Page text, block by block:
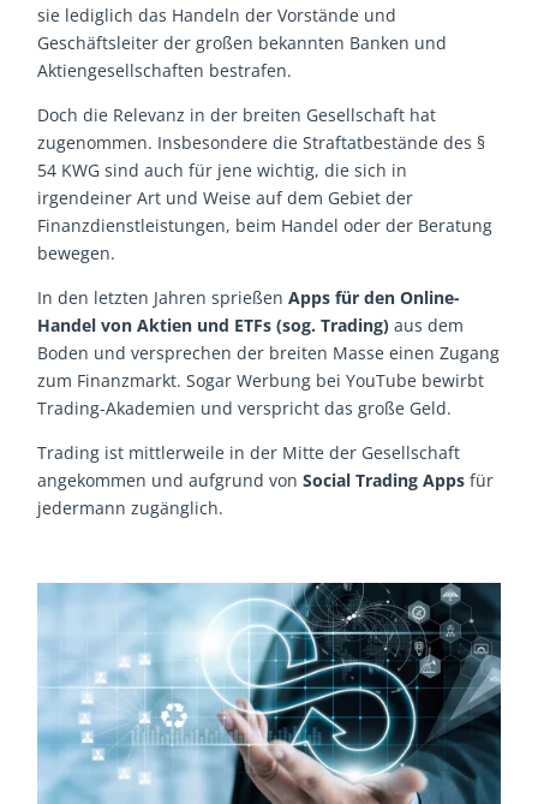
sie lediglich das Handeln der Vorstände und
Geschäftsleiter der großen bekannten Banken und
Aktiengesellschaften bestrafen.
Doch die Relevanz in der breiten Gesellschaft hat
zugenommen. Insbesondere die Straftatbestände des §
54 KWG sind auch für jene wichtig, die sich in
irgendeiner Art und Weise auf dem Gebiet der
Finanzdienstleistungen, beim Handel oder der Beratung
bewegen.
In den letzten Jahren sprießenApps für den Online-
Handel von Aktien und ETFs (sog. Trading) aus dem
Boden und versprechen der breiten Masse einen Zugang
zum Finanzmarkt. Sogar Werbung bei YouTube bewirbt
Trading-Akademien und verspricht das große Geld.
Trading ist mittlerweile in der Mitte der Gesellschaft
angekommen und aufgrund vonSocial Trading Apps für
jedermann zugänglich.